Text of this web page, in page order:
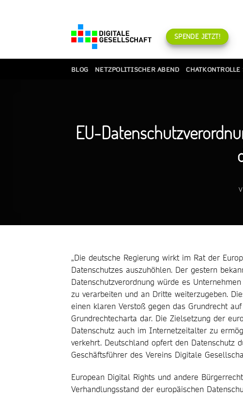
SPENDE JETZT!
BLOG NETZPOLITISCHER ABEND CHATKONTROLLE
EU-
„Die deutsche Regierung wirkt im Rat der
Datenschutzes auszuhöhlen. Der gestern
Datenschutzverordnung würde es
zu verarbeiten und an Dritte weiterzugeben.
einen klaren Verstoß gegen das Grundrecht
Grundrechtecharta dar. Die Zielsetzung der
Datenschutz auch im Internetzeitalter zu
verkehrt. Deutschland opfert den Datenschutz
Geschäftsführer des Vereins Digitale
European Digital Rights und andere
Verhandlungsstand der europäischen